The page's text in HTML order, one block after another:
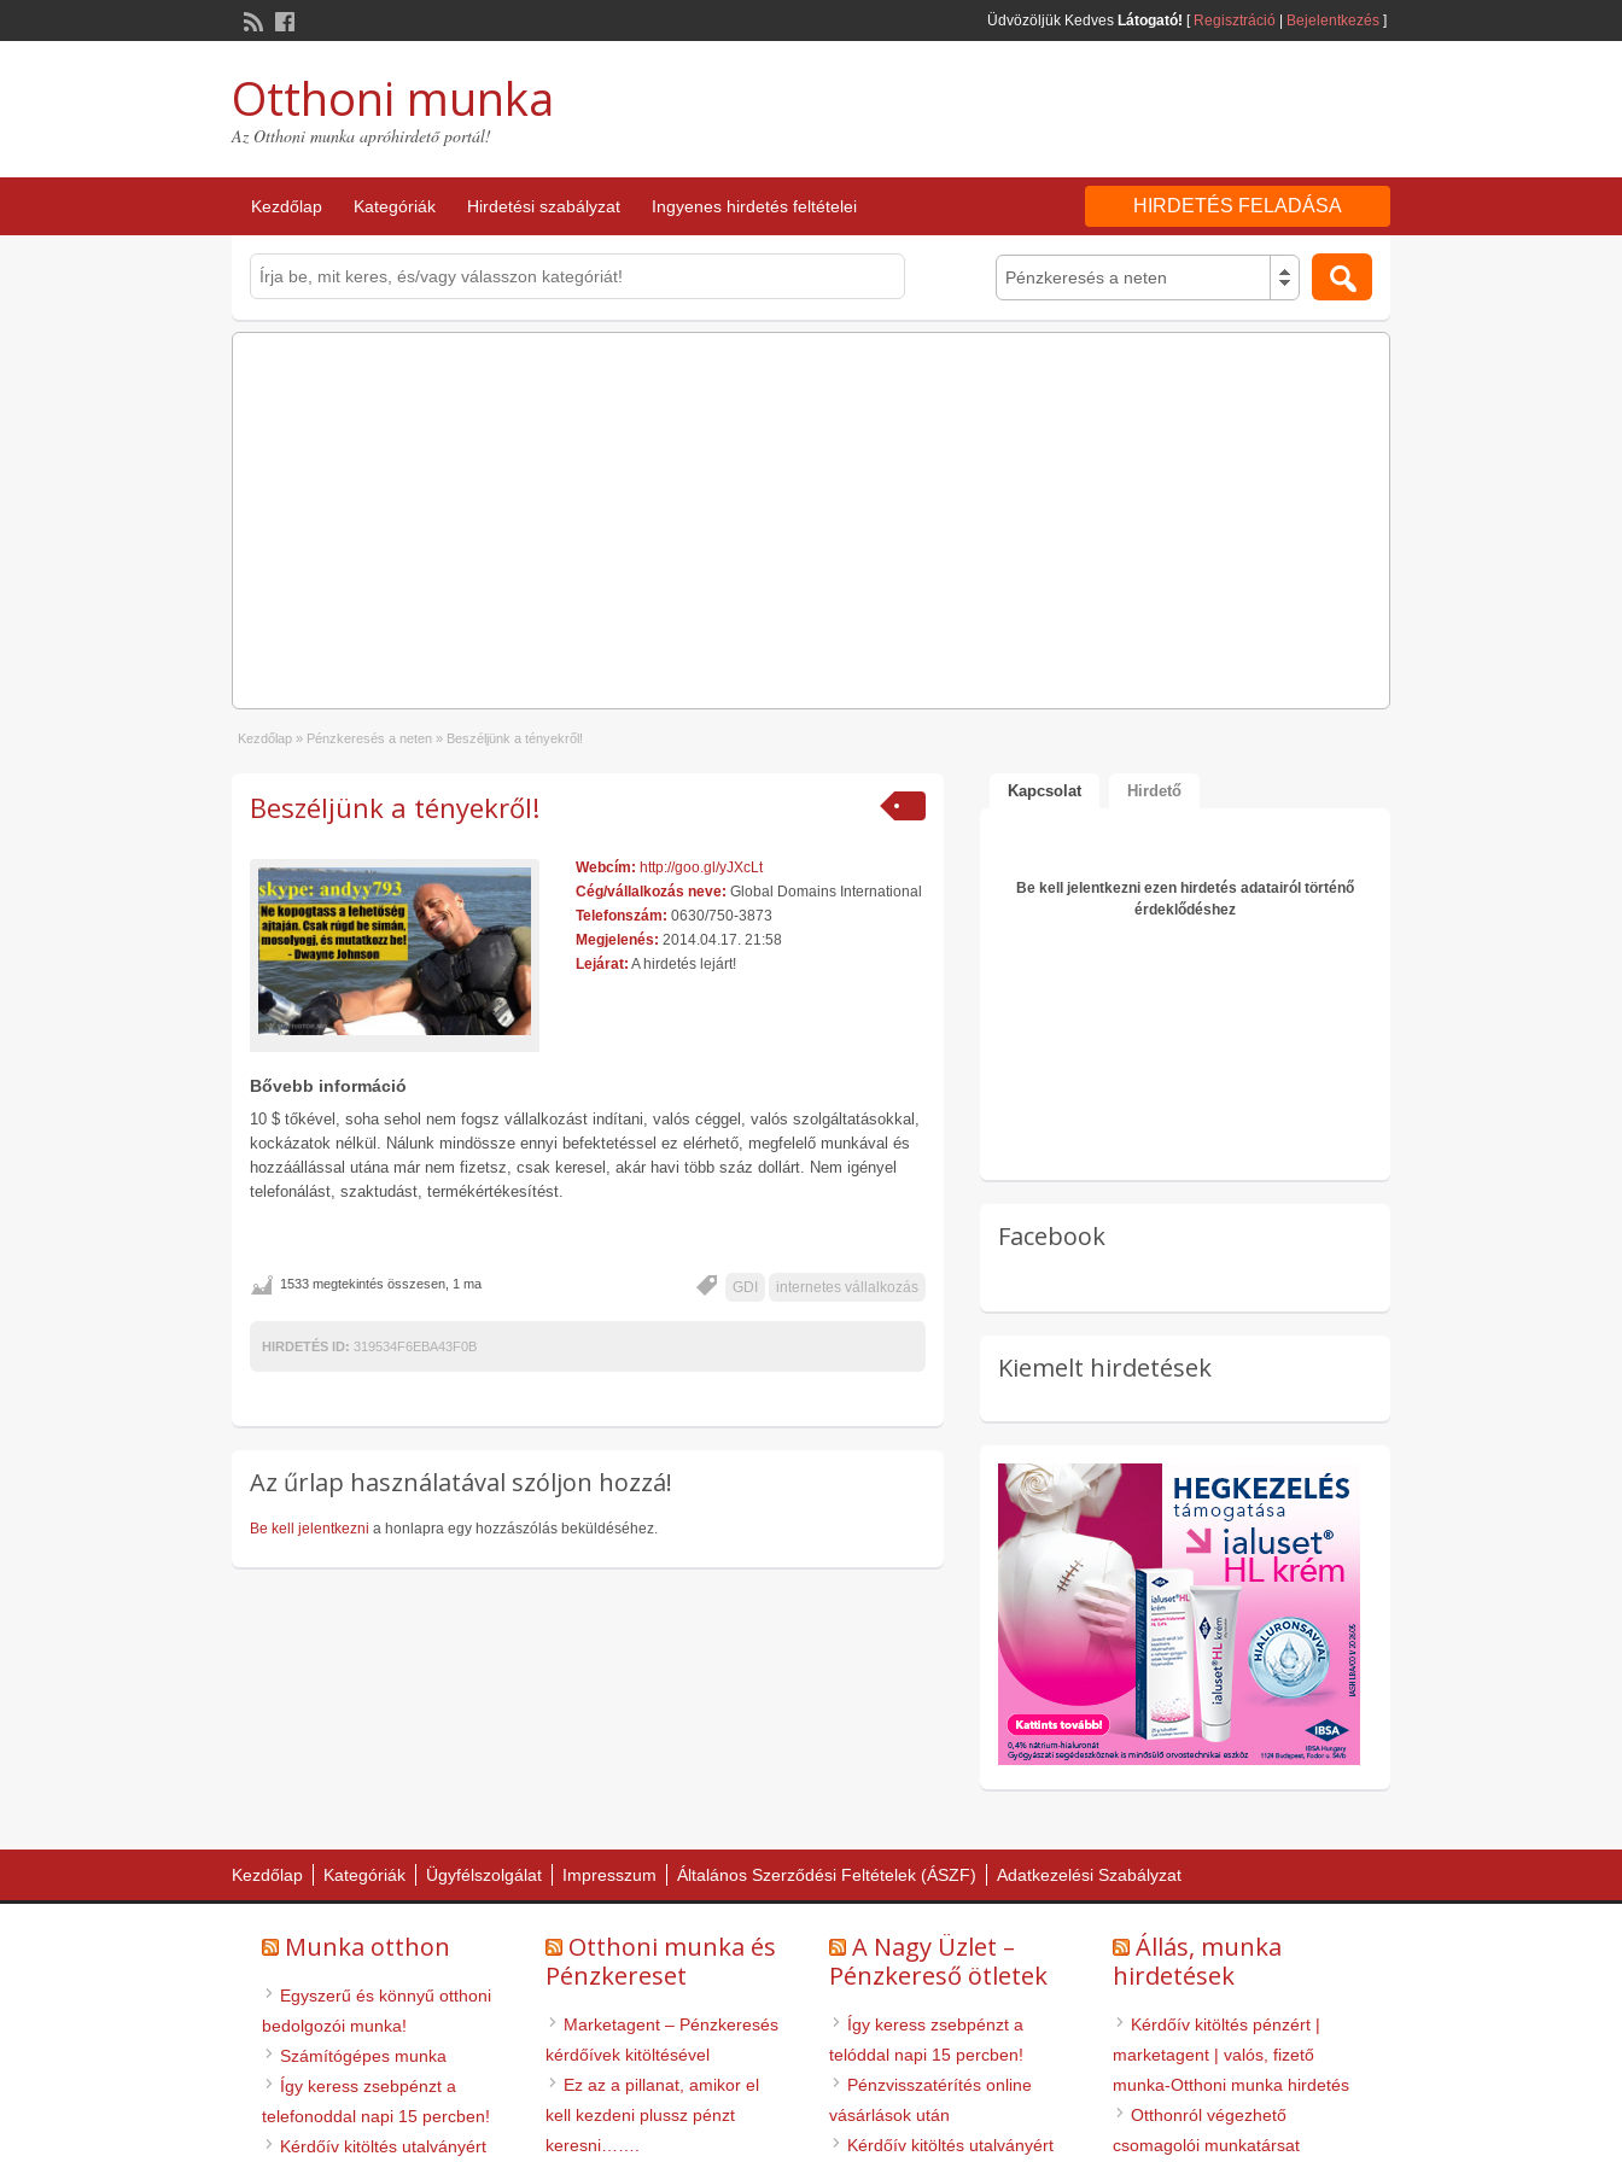
Üdvözöljük Kedves Látogató! [ Regisztráció Bejelentkezés ]
Otthoni munka
Az Otthoni munka apróhirdető portál!
Kezdőlap Kategóriák Hirdetési szabályzat Ingyenes hirdetés feltételei HIRDETÉS FELADÁSA
Pénzkeresés a neten
Kezdőlap » Pénzkeresés a neten » Beszéljünk a tényekről!
Beszéljünk a tényekről!
Webcím: http://goo.gl/yJXcLt
Cég/vállalkozás neve: Global Domains International
Telefonszám: 0630/750-3873
Megjelenés: 2014.04.17. 21:58
Lejárat: A hirdetés lejárt!
Bővebb információ
10 $ tőkével, soha sehol nem fogsz vállalkozást indítani, valós céggel, valós szolgáltatásokkal,
kockázatok nélkül. Nálunk mindössze ennyi befektetéssel ez elérhető, megfelelő munkával és
hozzáállással utána már nem fizetsz, csak keresel, akár havi több száz dollárt. Nem igényel
telefonálást, szaktudást, termékértékesítést.
GDI internetes vállalkozás
1533 megtekintés összesen, 1 ma
HIRDETÉS ID: 319534F6EBA43F0B
Az űrlap használatával szóljon hozzá!
Be kell jelentkezni a honlapra egy hozzászólás beküldéséhez.
Kapcsolat Hirdető
Be kell jelentkezni ezen hirdetés adatairól történő
érdeklődéshez
Facebook
Kiemelt hirdetések
Kezdőlap Kategóriák Ügyfélszolgálat Impresszum Általános Szerződési Feltételek (ÁSZF) Adatkezelési Szabályzat
Munka otthon
Egyszerű és könnyű otthoni
bedolgozói munka!
Számítógépes munka
Így keress zsebpénzt a
telefonoddal napi 15 percben!
Kérdőív kitöltés utalványért
Otthoni munka és
Pénzkereset
Marketagent – Pénzkeresés
kérdőívek kitöltésével
Ez az a pillanat, amikor el
kell kezdeni plussz pénzt
keresni…….
A Nagy Üzlet –
Pénzkereső ötletek
Így keress zsebpénzt a
telóddal napi 15 percben!
Pénzvisszatérítés online
vásárlások után
Kérdőív kitöltés utalványért
Állás, munka
hirdetések
Kérdőív kitöltés pénzért |
marketagent | valós, fizető
munka-Otthoni munka hirdetés
Otthonról végezhető
csomagolói munkatársat